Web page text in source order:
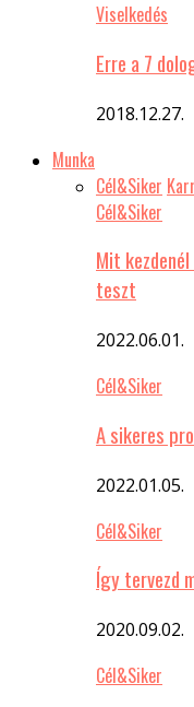
Viselkedés
Erre a 7
2018.12.27.
Munka
Cél&Siker
Cél&Siker
Mit
teszt
2022.06.01.
Cél&Siker
A sikeres
2022.01.05.
Cél&Siker
Így tervezd
2020.09.02.
Cél&Siker